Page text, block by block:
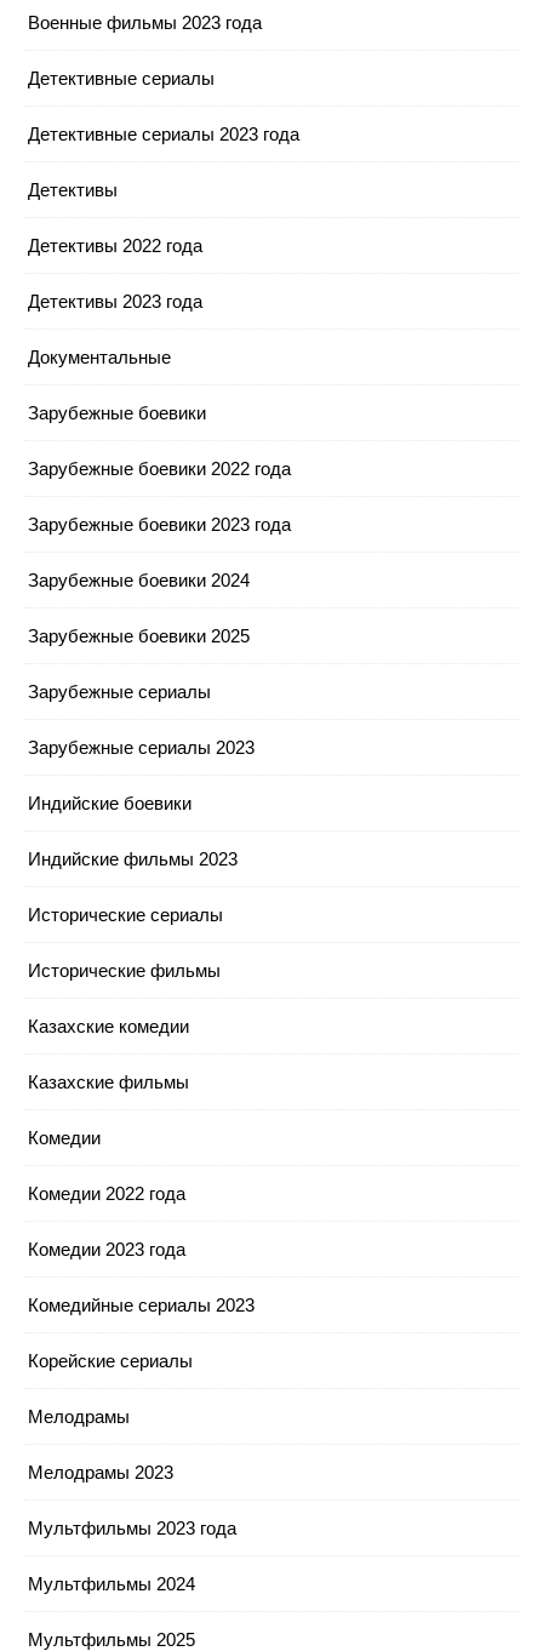
Военные фильмы 2023 года
Детективные сериалы
Детективные сериалы 2023 года
Детективы
Детективы 2022 года
Детективы 2023 года
Документальные
Зарубежные боевики
Зарубежные боевики 2022 года
Зарубежные боевики 2023 года
Зарубежные боевики 2024
Зарубежные боевики 2025
Зарубежные сериалы
Зарубежные сериалы 2023
Индийские боевики
Индийские фильмы 2023
Исторические сериалы
Исторические фильмы
Казахские комедии
Казахские фильмы
Комедии
Комедии 2022 года
Комедии 2023 года
Комедийные сериалы 2023
Корейские сериалы
Мелодрамы
Мелодрамы 2023
Мультфильмы 2023 года
Мультфильмы 2024
Мультфильмы 2025